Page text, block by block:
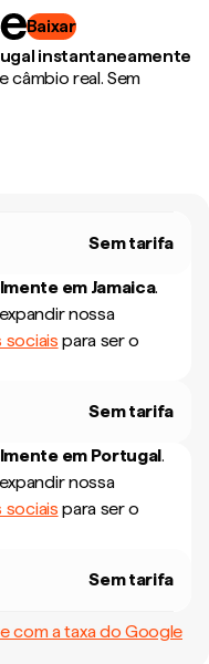
Baixar
instantaneamente
câmbio real. Sem
Sem tarifa
em Jamaica.
nossa
sociais para ser o
Sem tarifa
em Portugal.
nossa
sociais para ser o
Sem tarifa
com a taxa do Google